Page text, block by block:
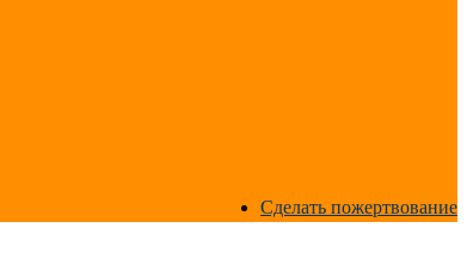
Сделать пожертвование